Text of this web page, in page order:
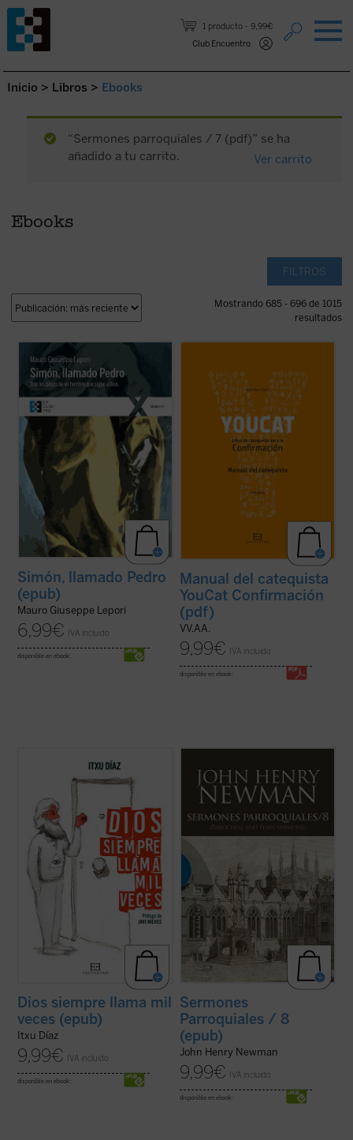
1 producto
9,99€
Club Encuentro
Saltar al contenido.
Inicio > Libros > Ebooks
“Sermones parroquiales / 7 (pdf)” se ha
añadido a tu carrito.
Ver carrito
Ebooks
FILTROS
Mostrando 685 - 696 de 1015
resultados
tener toda su vida bajo control. Su casa, su
familia, la pesca: era fácil gestionar su
pequeño mundo. (...) Ahora, en cambio,
de personas de toda raza y lengua ...(ver
ficha)
Simón, llamado Pedro
(epub)
Mauro Giuseppe Lepori
6,99€ IVA incluido
disponible en ebook:
Confirmación.
En él encontrarás un buen programa de
entrenamiento, muchos consejos para una
vida emocionante con Dios, pero ante todo,
encuentras referencias a dos ...(ver ficha)
Manual del catequista
YouCat Confirmación
(pdf)
VV.AA.
9,99€ IVA incluido
disponible en ebook:
¿Qué tienen en común John Wayne, Juan
The Blues Brothers
Amy MacDonald, los cristianos
martirizados en la guerra siria y el
guionista de
El humorista y periodista Itxu Díaz realiza
una ...
(ver ficha)
Dios siempre llama mil
veces (epub)
Itxu Díaz
9,99€ IVA incluido
disponible en ebook:
textos reunidos en este último volumen de
Sermones parroquiales
no formaron
parte de la primera edición de 1842, previa
a la conversión de Newman al catolicismo,
Sermones
Parroquiales / 8
(epub)
John Henry Newman
9,99€ IVA incluido
disponible en ebook: